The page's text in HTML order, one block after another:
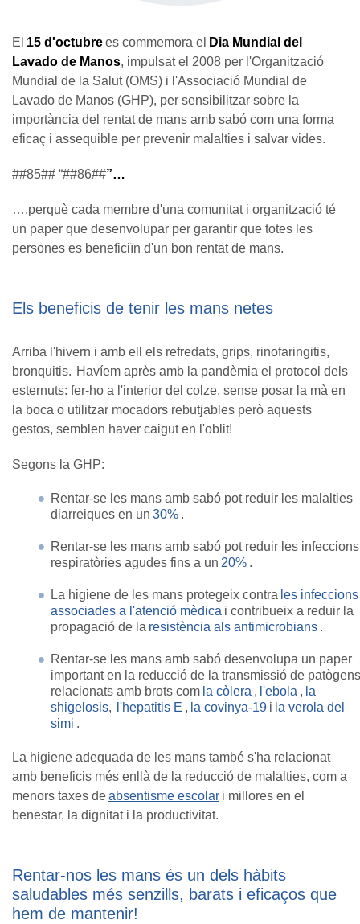
El 15 d'octubrees commemora el Dia Mundial del
Lavado de Manos, impulsat el 2008 per l'Organització
Mundial de la Salut (OMS) i l'Associació Mundial de
Lavado de Manos (GHP), per sensibilitzar sobre la
importància del rentat de mans amb sabó com una forma
eficaç i assequible per prevenir malalties i salvar vides.
##85## “##86##”…
….perquè cada membre d'una comunitat i organització té
un paper que desenvolupar per garantir que totes les
persones es beneficiïn d'un bon rentat de mans.
Els beneficis de tenir les mans netes
Arriba l'hivern i amb ell els refredats, grips, rinofaringitis,
bronquitis. Havíem après amb la pandèmia el protocol dels
esternuts: fer-ho a l'interior del colze, sense posar la mà en
la boca o utilitzar mocadors rebutjables però aquests
gestos, semblen haver caigut en l'oblit!
Segons la GHP:
Rentar-se les mans amb sabó pot reduir les malalties
diarreiques en un 30% .
Rentar-se les mans amb sabó pot reduir les infeccions
respiratòries agudes fins a un 20% .
La higiene de les mans protegeix contra les infeccions
associades a l'atenció mèdica i contribueix a reduir la
propagació de la resistència als antimicrobians .
Rentar-se les mans amb sabó desenvolupa un paper
important en la reducció de la transmissió de patògens
relacionats amb brots com la còlera , l'ebola , la
shigelosis, l'hepatitis E , la covinya-19 i la verola del
simi .
La higiene adequada de les mans també s'ha relacionat
amb beneficis més enllà de la reducció de malalties, com a
menors taxes deabsentisme escolar i millores en el
benestar, la dignitat i la productivitat.
Rentar-nos les mans és un dels hàbits
saludables més senzills, barats i eficaços que
hem de mantenir!